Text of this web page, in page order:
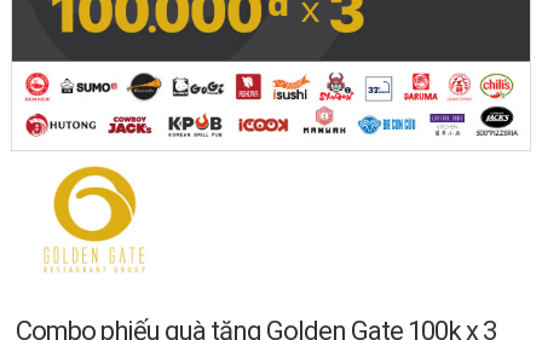
Combo phiếu quà tặng Golden Gate 100k x 3